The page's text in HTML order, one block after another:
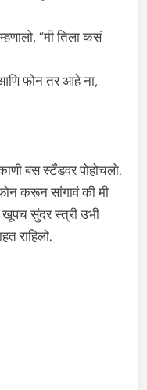
“मी तिला कसं
फोन तर आहे ना,
बस स्टँडवर पोहोचलो.
करून सांगावं की मी
खूपच सुंदर स्त्री उभी
राहिलो.